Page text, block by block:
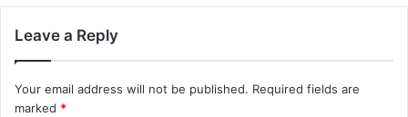
Leave a Reply
Your email address will not be published. Required fields are
marked *